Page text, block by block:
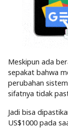
Meskipun ada
sepakat bahwa
perubahan
sifatnya tidak
Jadi bisa
US$1000 pada